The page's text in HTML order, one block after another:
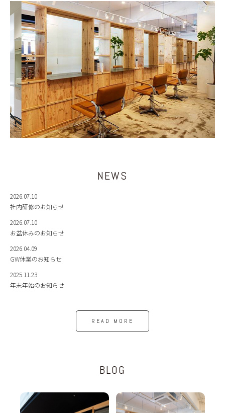
NEWS
2026.07.10
社内研修のお知らせ
2026.07.10
お盆休みのお知らせ
2026.04.09
GW休業のお知らせ
2025.11.23
年末年始のお知らせ
READ MORE
BLOG